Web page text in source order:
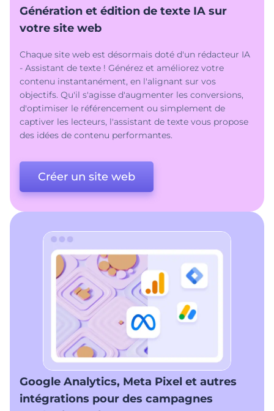
Génération et édition de texte IA sur
votre site web
Chaque site web est désormais doté d'un rédacteur IA
- Assistant de texte ! Générez et améliorez votre
contenu instantanément, en l'alignant sur vos
objectifs. Qu'il s'agisse d'augmenter les conversions,
d'optimiser le référencement ou simplement de
captiver les lecteurs, l'assistant de texte vous propose
des idées de contenu performantes.
Créer un site web
Google Analytics, Meta Pixel et autres
intégrations pour des campagnes